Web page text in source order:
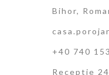
Bihor,
+40 740
Receptie